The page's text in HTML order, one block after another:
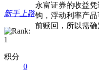
新手上路
积分
0
永富证券的收益
钩，浮动利率产
前赎回，所以需